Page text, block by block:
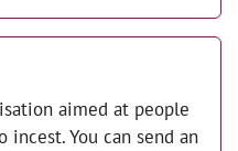
aimed at people
You can send an